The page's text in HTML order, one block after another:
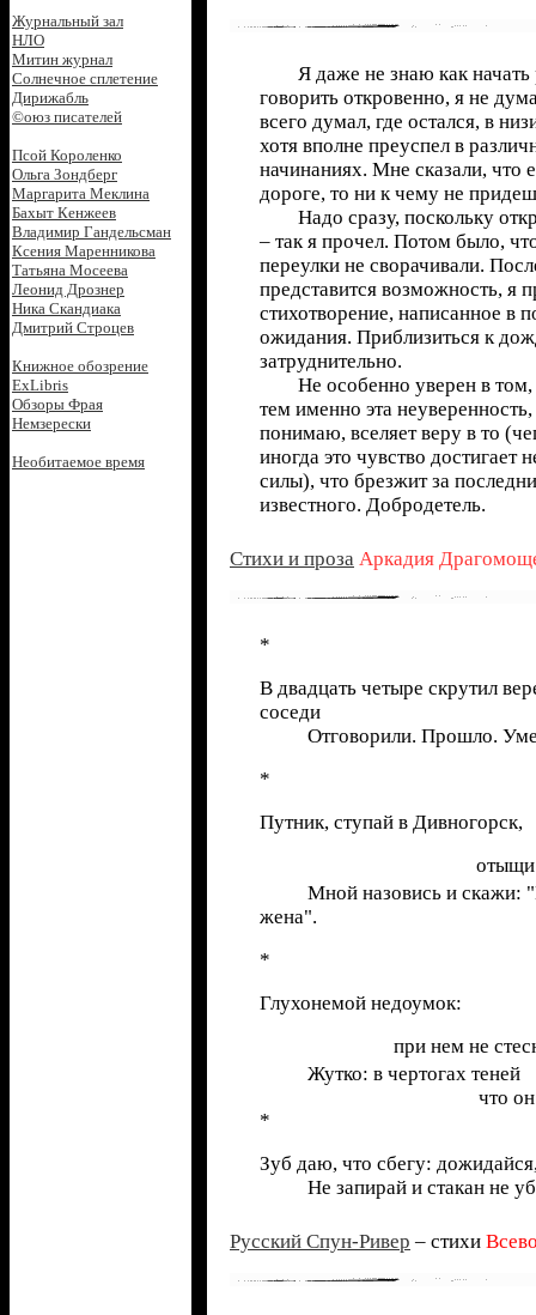
Журнальный зал
НЛО
Митин журнал
Солнечное сплетение
Дирижабль
©оюз писателей
Псой Короленко
Ольга Зондберг
Маргарита Меклина
Бахыт Кенжеев
Владимир Гандельсман
Ксения Маренникова
Татьяна Мосеева
Леонид Дрознер
Ника Скандиака
Дмитрий Строцев
Книжное обозрение
ExLibris
Обзоры Фрая
Немзерески
Необитаемое время
Я даже не знаю как начать
говорить откровенно, я не
всего думал, где остался, в
хотя вполне преуспел в
начинаниях. Мне сказали, что
дороге, то ни к чему не
Надо сразу, поскольку
– так я прочел. Потом было,
переулки не сворачивали.
представится возможность, я
стихотворение, написанное в
ожидания. Приблизиться к
затруднительно.
Не особенно уверен в
тем именно эта неуверенность,
понимаю, вселяет веру в то
иногда это чувство достигает
силы), что брезжит за
известного. Добродетель.
Стихи и проза Аркадия
*
В двадцать четыре скрутил
соседи
Отговорили. Прошло.
*
Путник, ступай в Дивногорск,
отыщи
Мной назовись и скажи:
жена".
*
Глухонемой недоумок:
при нем не
Жутко: в чертогах теней
что
*
Зуб даю, что сбегу:
Не запирай и стакан не
Русский Спун-Ривер – стихи